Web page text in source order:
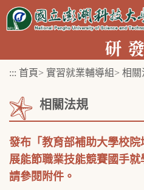
跳
::: 首頁> 實習就業輔導組 > 相關
相關法規
發布「教育部補助大學校
展能節職業技能競賽國手就
請參閱附件。